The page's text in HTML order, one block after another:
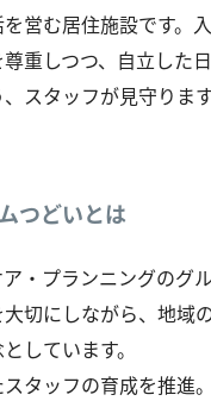
営む居住施設です。
重しつつ、自立した
スタッフが見守ります
つどいとは
・プランニングのグ
大切にしながら、地域
しています。
タッフの育成を推進